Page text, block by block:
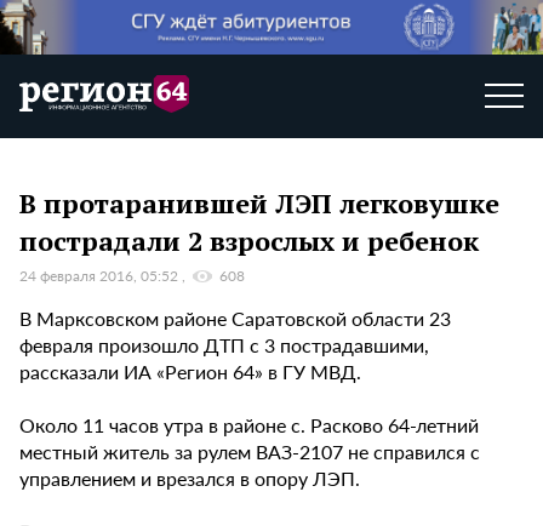
В протаранившей ЛЭП легковушке
пострадали 2 взрослых и ребенок
24 февраля 2016, 05:52 608
В Марксовском районе Саратовской области 23
февраля произошло ДТП с 3 пострадавшими,
рассказали ИА «Регион 64» в ГУ МВД.
Около 11 часов утра в районе с. Расково 64-летний
местный житель за рулем ВАЗ-2107 не справился с
управлением и врезался в опору ЛЭП.